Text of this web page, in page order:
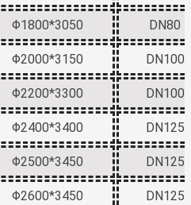
Φ1800*3050 DN80
Φ2000*3150 DN100
Φ2200*3300 DN100
Φ2400*3400 DN125
Φ2500*3450 DN125
Φ2600*3450 DN125